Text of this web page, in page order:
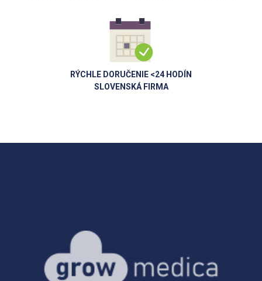
RÝCHLE DORUČENIE <24 HODÍN
SLOVENSKÁ FIRMA